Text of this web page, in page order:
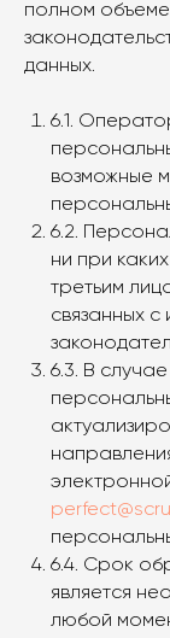
полном
данных.
6.1.
возможные
6.2.
ни при
третьим
связанных
6.3. В
6.4. Срок
является
любой